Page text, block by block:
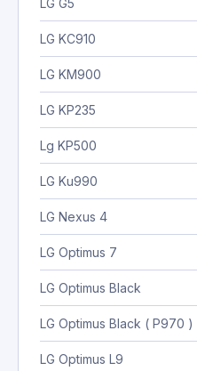
LG G5
LG KC910
LG KM900
LG KP235
Lg KP500
LG Ku990
LG Nexus 4
LG Optimus 7
LG Optimus Black
LG Optimus Black ( P970 )
LG Optimus L9